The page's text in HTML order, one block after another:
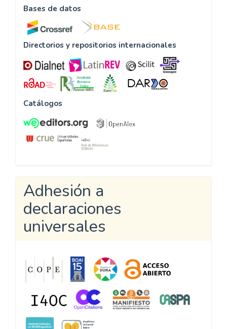
Bases de datos
Directorios y repositorios internacionales
Catálogos
Adhesión a
declaraciones
universales